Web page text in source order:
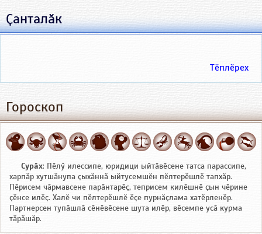
Ҫанталӑк
Тӗплӗрех
Гороскоп
Сурӑх: Пӗлӳ илессипе, юридици ыйтӑвӗсене татса парассипе,
харпӑр хутшӑнупа ҫыхӑннӑ ыйтусемшӗн пӗлтерӗшлӗ тапхӑр.
Пӗрисем чӑрмавсене парӑнтарӗҫ, теприсем килӗшнӗ ҫын чӗрине
ҫӗнсе илӗҫ. Халӗ чи пӗлтерӗшлӗ ӗҫе пурнӑҫлама хатӗрленӗр.
Партнерсен тупӑшлӑ сӗнӗвӗсене шута илӗр, вӗсемпе усӑ курма
тӑрӑшӑр.